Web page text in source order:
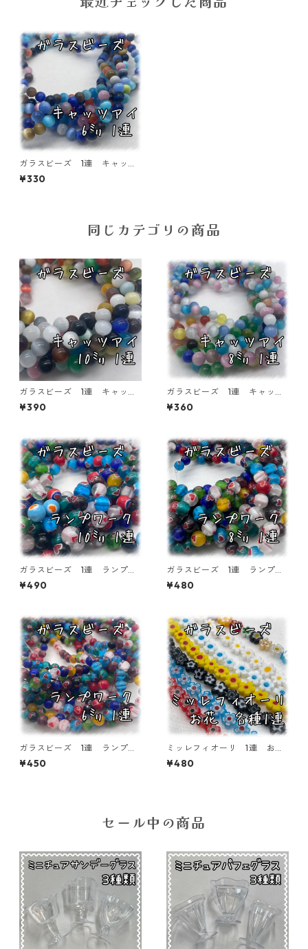
ガラスビーズ 1連 キャッツ
アイ 6㎜ 65個入り【GB-C
E-06】
¥330
同じカテゴリの商品
ガラスビーズ 1連 キャッツ
アイ 10㎜ 40個入り【GB-
CE-10】
¥390
ガラスビーズ 1連 キャッツ
アイ 8㎜ 50個入り【GB-C
E-08】
¥360
ガラスビーズ 1連 ランプワ
ーク ハート模様 10㎜ 35
個入り【GB-LW-HAT10】
¥490
ガラスビーズ 1連 ランプワ
ーク ハート模様 8㎜ 55個
入り【GB-LW-HAT8】
¥480
ガラスビーズ 1連 ランプワ
ーク ハート模様 6㎜ 65個
入り【GB-LW-HAT6】
¥450
ミッレフィオーリ 1連 お
花 フラワー 7~9×3~3.5
㎜ 54~56個入り【GB-Rmf-
¥480
セール中の商品